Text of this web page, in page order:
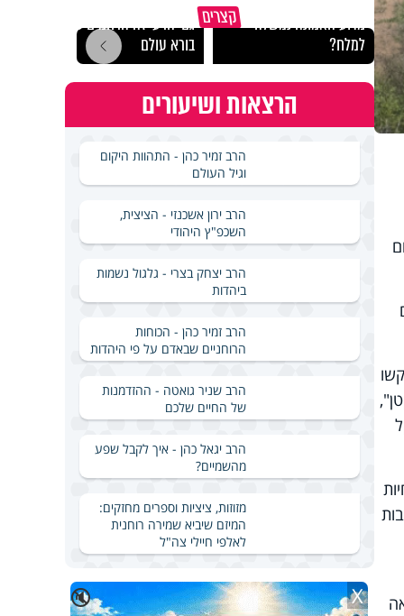
קצרים
מדוע האמונה נמשלה
למלח?
גם ׳הרע׳ זה הרחמים של
בורא עולם
הרצאות ושיעורים
הרב זמיר כהן - התהוות היקום
וגיל העולם
הרב ירון אשכנזי - הציצית,
השכפ"ץ היהודי
הרב יצחק בצרי - גלגול נשמות
ביהדות
הרב זמיר כהן - הכוחות
הרוחניים שבאדם על פי היהדות
הרב שניר גואטה - ההזדמנות
של החיים שלכם
הרב יגאל כהן - איך לקבל שפע
מהשמיים?
מזוזות, ציציות וספרים מחזקים:
המיזם שיביא שמירה רוחנית
לאלפי חיילי צה"ל
🔇 X